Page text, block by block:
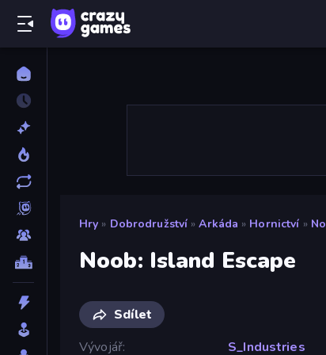
Hry » Dobrodružství » Arkáda » Hornictví »
Noob: Island Escape
Sdílet
Vývojář
S_Industries